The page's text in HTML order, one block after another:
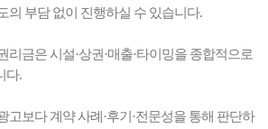
의 부담 없이 진행하실 수 있습니다.
리금은 시설·상권·매출·타이밍을 종합적으로
다.
고보다 계약 사례·후기·전문성을 통해 판단하